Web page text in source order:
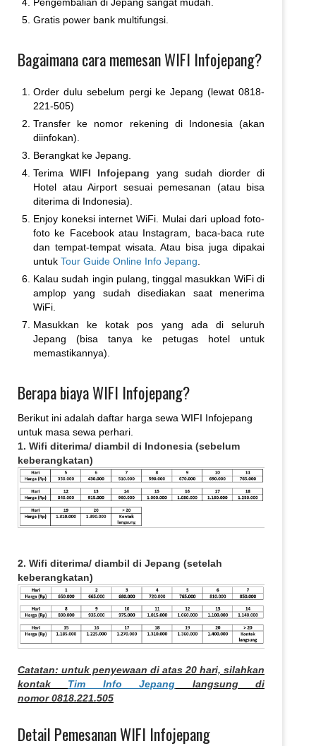
Gratis power bank multifungsi.
Bagaimana cara memesan WIFI Infojepang?
Order dulu sebelum pergi ke Jepang (lewat 0818-
221-505)
Transfer ke nomor rekening di Indonesia (akan
diinfokan).
Berangkat ke Jepang.
TerimaWIFI Infojepang yang sudah diorder di
Hotel atau Airport sesuai pemesanan (atau bisa
diterima di Indonesia).
Enjoy koneksi internet WiFi. Mulai dari upload foto-
foto ke Facebook atau Instagram, baca-baca rute
dan tempat-tempat wisata. Atau bisa juga dipakai
untuk Tour Guide Online Info Jepang
Kalau sudah ingin pulang, tinggal masukkan WiFi di
amplop yang sudah disediakan saat menerima
WiFi.
Masukkan ke kotak pos yang ada di seluruh
Jepang (bisa tanya ke petugas hotel untuk
memastikannya).
Berapa biaya WIFI Infojepang?
Berikut ini adalah daftar harga sewa WIFI Infojepang
untuk masa sewa perhari.
1. Wifi diterima/ diambil di Indonesia (sebelum
keberangkatan)
2. Wifi diterima/ diambil di Jepang (setelah
keberangkatan)
Catatan: untuk penyewaan di atas 20 hari, silahkan
kontak Tim Info Jepang langsung di
nomor 0818.221.505
Detail Pemesanan WIFI Infojepang